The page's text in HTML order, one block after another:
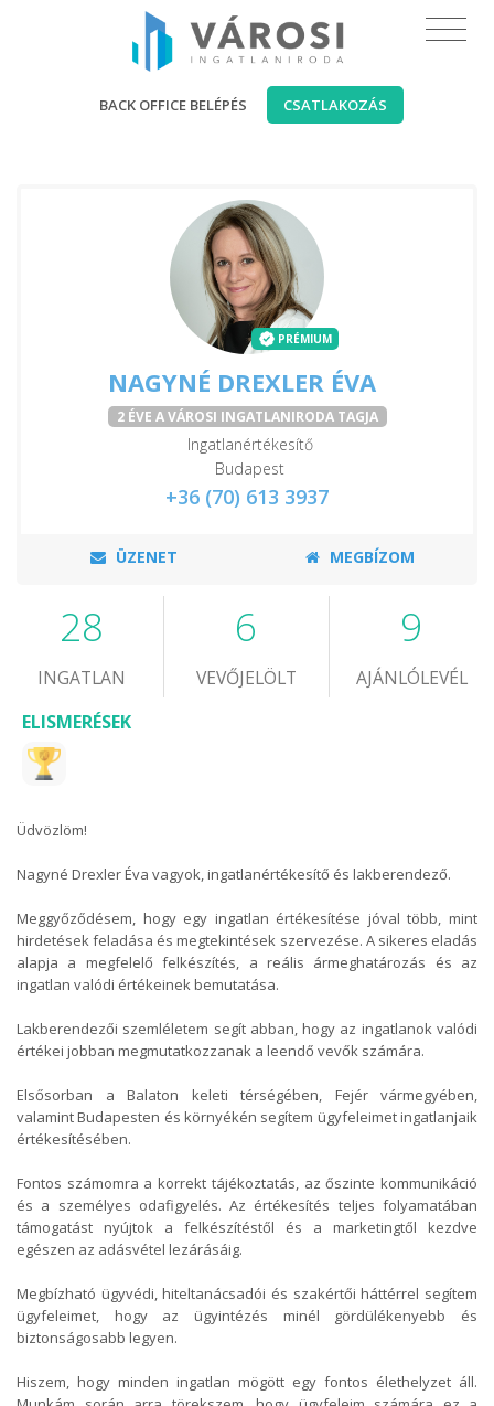
BACK OFFICE BELÉPÉS CSATLAKOZÁS
PRÉMIUM
NAGYNÉ DREXLER ÉVA
2 ÉVE A VÁROSI INGATLANIRODA TAGJA
Ingatlanértékesítő
Budapest
+36 (70) 613 3937
ÜZENET MEGBÍZOM
28
INGATLAN
6
VEVŐJELÖLT
9
AJÁNLÓLEVÉL
ELISMERÉSEK
Üdvözlöm!
Nagyné Drexler Éva vagyok, ingatlanértékesítő és lakberendező.
Meggyőződésem, hogy egy ingatlan értékesítése jóval több, mint
hirdetések feladása és megtekintések szervezése. A sikeres eladás
alapja a megfelelő felkészítés, a reális ármeghatározás és az
ingatlan valódi értékeinek bemutatása.
Lakberendezői szemléletem segít abban, hogy az ingatlanok valódi
értékei jobban megmutatkozzanak a leendő vevők számára.
Elsősorban a Balaton keleti térségében, Fejér vármegyében,
valamint Budapesten és környékén segítem ügyfeleimet ingatlanjaik
értékesítésében.
Fontos számomra a korrekt tájékoztatás, az őszinte kommunikáció
és a személyes odafigyelés. Az értékesítés teljes folyamatában
támogatást nyújtok a felkészítéstől és a marketingtől kezdve
egészen az adásvétel lezárásáig.
Megbízható ügyvédi, hiteltanácsadói és szakértői háttérrel segítem
ügyfeleimet, hogy az ügyintézés minél gördülékenyebb és
biztonságosabb legyen.
Hiszem, hogy minden ingatlan mögött egy fontos élethelyzet áll.